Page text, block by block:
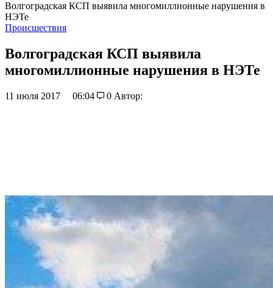
Волгоградская КСП выявила многомиллионные нарушения в
НЭТе
Происшествия
Волгоградская КСП выявила
многомиллионные нарушения в НЭТе
11 июля 2017 06:04 0 Автор: